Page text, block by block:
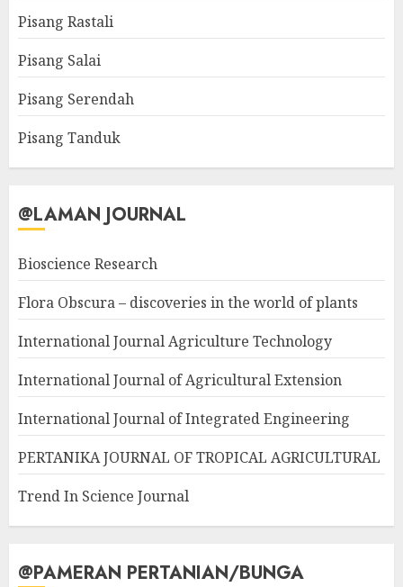
Pisang Rastali
Pisang Salai
Pisang Serendah
Pisang Tanduk
@LAMAN JOURNAL
Bioscience Research
Flora Obscura – discoveries in the world of plants
International Journal Agriculture Technology
International Journal of Agricultural Extension
International Journal of Integrated Engineering
PERTANIKA JOURNAL OF TROPICAL AGRICULTURAL
Trend In Science Journal
@PAMERAN PERTANIAN/BUNGA